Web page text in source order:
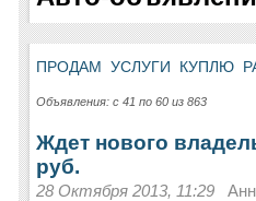
ПРОДАМ УСЛУГИ КУПЛЮ
Объявления: с 41 по 60 из 863
Ждет нового
руб.
28 Октября 2013, 11:29